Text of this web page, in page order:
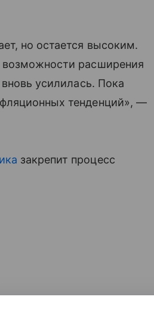
но остается высоким.
возможности расширения
усилилась. Пока
тенденций», —
закрепит процесс